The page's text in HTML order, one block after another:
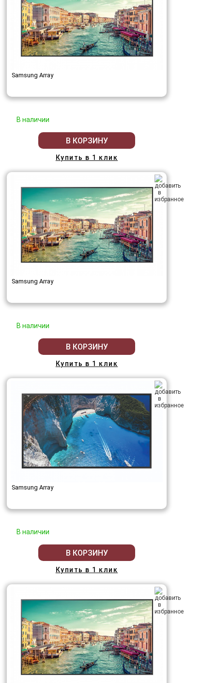
Samsung Array
В наличии
В КОРЗИНУ
Купить в 1 клик
Samsung Array
В наличии
В КОРЗИНУ
Купить в 1 клик
Samsung Array
В наличии
В КОРЗИНУ
Купить в 1 клик